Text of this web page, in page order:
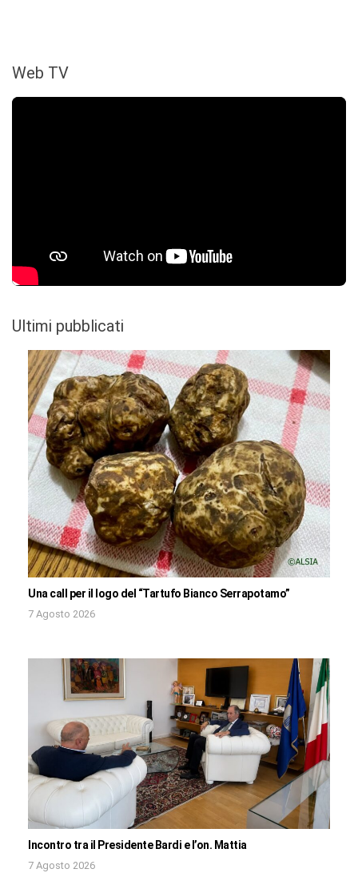
Web TV
Ultimi pubblicati
Una call per il logo del “Tartufo Bianco Serrapotamo”
7 Agosto 2026
Incontro tra il Presidente Bardi e l’on. Mattia
7 Agosto 2026